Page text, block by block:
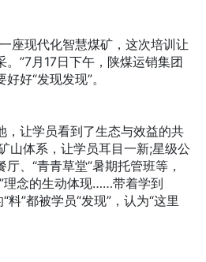
现代化智慧煤矿，这次培训让
”7月17日下午，陕煤运销集团
好“发现发现”。
让学员看到了生态与效益的共
山体系，让学员耳目一新;星级公
、“青青草堂”暑期托管班等，
理念的生动体现……带着学到
料”都被学员“发现”，认为“这里